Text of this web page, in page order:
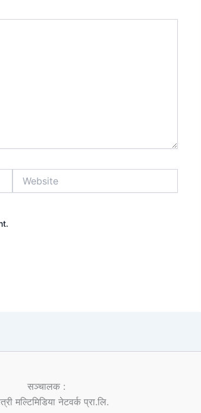
सञ्चालक :
मल्टिमिडिया नेटवर्क प्रा.लि.